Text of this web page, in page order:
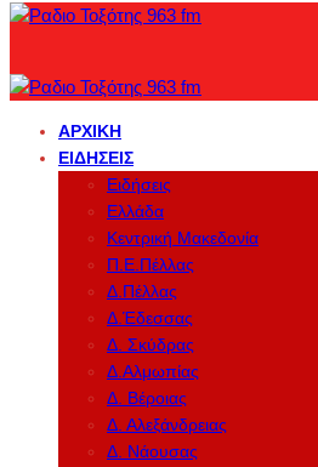
ΑΡΧΙΚΉ
ΕΙΔΉΣΕΙΣ
Ειδήσεις
Ελλάδα
Κεντρική Μακεδονία
Π.Ε.Πέλλας
Δ.Πέλλας
Δ.Έδεσσας
Δ. Σκύδρας
Δ.Αλμωπίας
Δ. Βέροιας
Δ. Αλεξάνδρειας
Δ. Νάουσας